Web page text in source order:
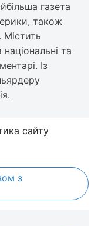
газета
також
Містить
та
Із
.
сайту
з